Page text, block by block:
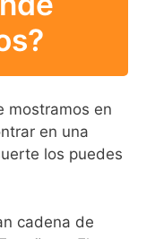
mostramos en
en una
los puedes
cadena de